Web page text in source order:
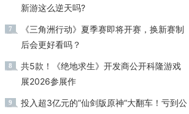
新游这么逆天吗?
7
《三角洲行动》夏季赛即将开赛，换新赛制
后会更好看吗？
8
共5款！《绝地求生》开发商公开科隆游戏
展2026参展作
9
投入超3亿元的”仙剑版原神“大翻车！亏到公